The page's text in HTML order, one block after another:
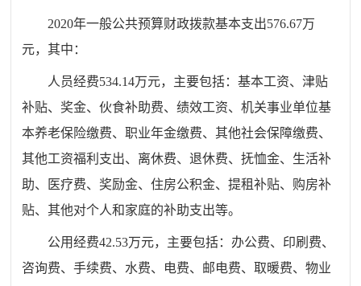
2020年一般公共预算财政拨款基本支出576.67万
元，其中：
人员经费534.14万元，主要包括：基本工资、津贴
补贴、奖金、伙食补助费、绩效工资、机关事业单位基
本养老保险缴费、职业年金缴费、其他社会保障缴费、
其他工资福利支出、离休费、退休费、抚恤金、生活补
助、医疗费、奖励金、住房公积金、提租补贴、购房补
贴、其他对个人和家庭的补助支出等。
公用经费42.53万元，主要包括：办公费、印刷费、
咨询费、手续费、水费、电费、邮电费、取暖费、物业